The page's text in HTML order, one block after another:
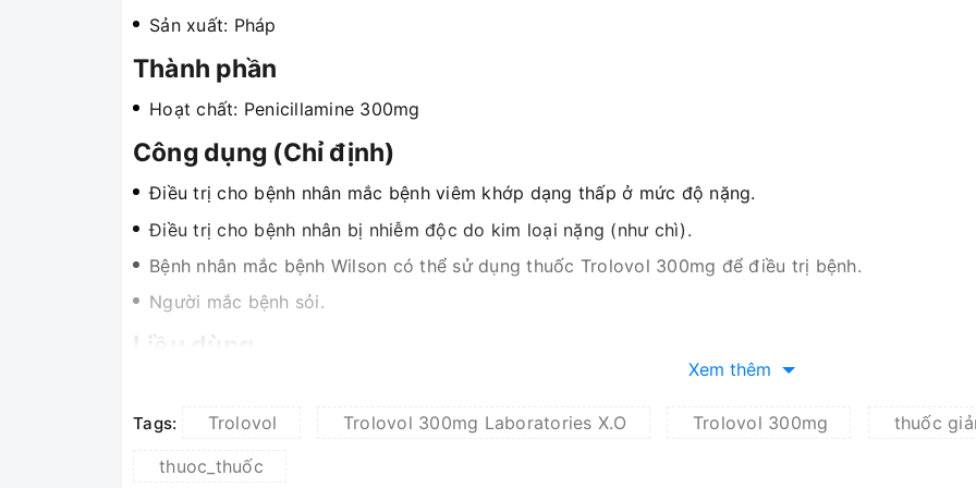
Sản xuất: Pháp
Thành phần
Hoạt chất: Penicillamine 300mg
Công dụng (Chỉ định)
Điều trị cho bệnh nhân mắc bệnh viêm khớp dạng thấp ở mức độ nặng.
Điều trị cho bệnh nhân bị nhiễm độc do kim loại nặng (như chì).
Bệnh nhân mắc bệnh Wilson có thể sử dụng thuốc Trolovol 300mg để điều trị bệnh.
Người mắc bệnh sỏi.
Liều dùng
Trong 4 tuần đầu tiên điều trị, người bệnh được khuyến cáo sử dụng mỗi ngày khoảng 125 –
tiên. Lặp lại mỗi lần với thời gian sử dụng 4 tuần cho tới khi triệu chứng bệnh được cải thiện.
Xem thêm
Tags: Trolovol Trolovol 300mg Laboratories X.O Trolovol 300mg thuốc
thuoc_thuốc